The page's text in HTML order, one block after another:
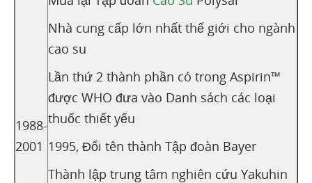
1988-
2001
Nhà cung cấp lớn nhất thế giới cho ngành
cao su
Lần thứ 2 thành phần có trong Aspirin™
được WHO đưa vào Danh sách các loại
thuốc thiết yếu
1995, Đổi tên thành Tập đoàn Bayer
Thành lập trung tâm nghiên cứu Yakuhin